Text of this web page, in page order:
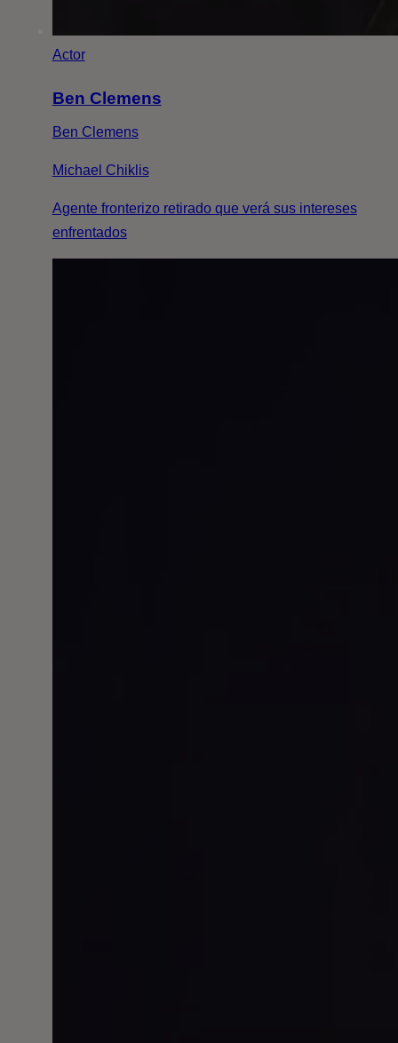
Actor
Ben Clemens
Ben Clemens
Michael Chiklis
Agente fronterizo retirado que verá sus intereses
enfrentados